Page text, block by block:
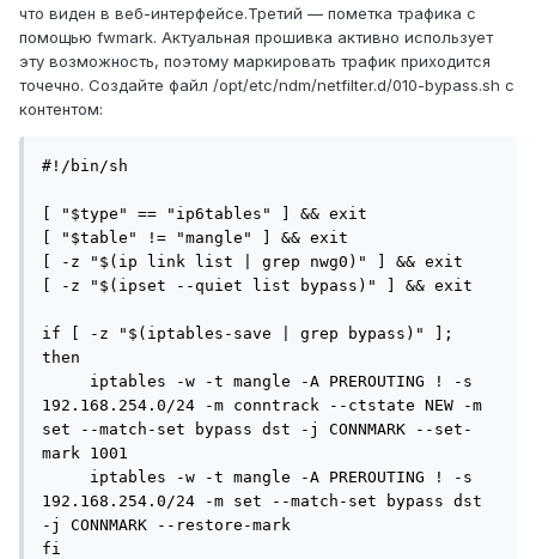
что виден в веб-интерфейсе.Третий — пометка трафика с
помощью fwmark. Актуальная прошивка активно использует
эту возможность, поэтому маркировать трафик приходится
точечно. Создайте файл /opt/etc/ndm/netfilter.d/010-bypass.sh c
контентом:
#!/bin/sh
[ "$type" == "ip6tables" ] && exit
[ "$table" != "mangle" ] && exit
[ -z "$(ip link list | grep nwg0)" ] && exit
[ -z "$(ipset --quiet list bypass)" ] && exit
if [ -z "$(iptables-save | grep bypass)" ];
then
iptables -w -t mangle -A PREROUTING ! -s
192.168.254.0/24 -m conntrack --ctstate NEW -m
set --match-set bypass dst -j CONNMARK --set-
mark 1001
iptables -w -t mangle -A PREROUTING ! -s
192.168.254.0/24 -m set --match-set bypass dst
-j CONNMARK --restore-mark
fi